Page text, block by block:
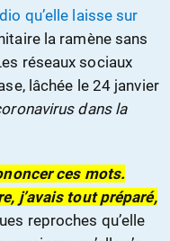
qu’elle laisse sur
la ramène sans
réseaux sociaux
lâchée le 24 janvier
dans la
ces mots.
j’avais tout préparé,
reproches qu’elle